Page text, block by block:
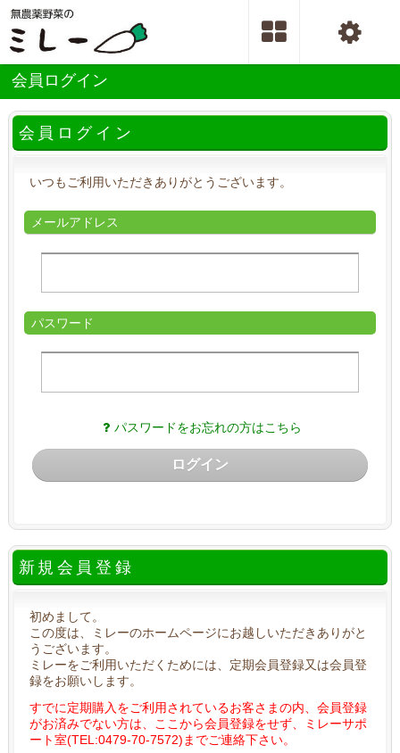
会員ログイン
会員ログイン
いつもご利用いただきありがとうございます。
メールアドレス
パスワード
パスワードをお忘れの方はこちら
ログイン
新規会員登録
初めまして。
この度は、ミレーのホームページにお越しいただきありがと
うございます。
ミレーをご利用いただくためには、定期会員登録又は会員登
録をお願いします。
すでに定期購入をご利用されているお客さまの内、会員登録
がお済みでない方は、ここから会員登録をせず、ミレーサポ
ート室(TEL:0479-70-7572)までご連絡下さい。